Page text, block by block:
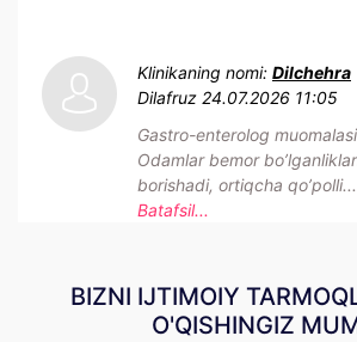
Klinikaning nomi: Dilchehra
Dilafruz 24.07.2026 11:05
Gastro-enterolog
Odamlar bemor
borishadi, ortiqcha qo’polli...
Batafsil...
BIZNI IJTIMOIY
O'QISHINGIZ